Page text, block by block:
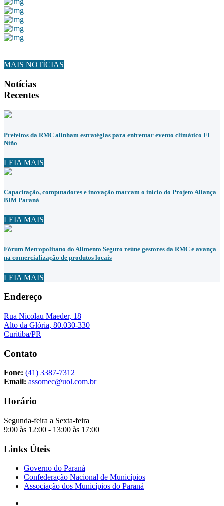
MAIS NOTÍCIAS
Notícias
Recentes
Prefeitos da RMC alinham estratégias para enfrentar evento climático El
Niño
LEIA MAIS
Capacitação, computadores e inovação marcam o início do Projeto Aliança
BIM Paraná
LEIA MAIS
Fórum Metropolitano do Alimento Seguro reúne gestores da RMC e avança
na comercialização de produtos locais
LEIA MAIS
Endereço
Rua Nicolau Maeder, 18
Alto da Glória, 80.030-330
Curitiba/PR
Contato
Fone: (41) 3387-7312
Email: assomec@uol.com.br
Horário
Segunda-feira a Sexta-feira
9:00 às 12:00 - 13:00 às 17:00
Links Úteis
Governo do Paraná
Confederação Nacional de Municípios
Associação dos Municípios do Paraná